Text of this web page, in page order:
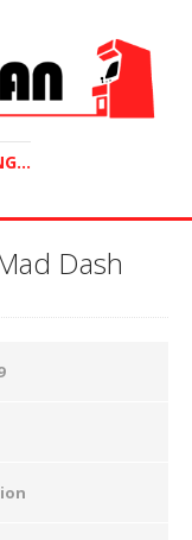
Dash